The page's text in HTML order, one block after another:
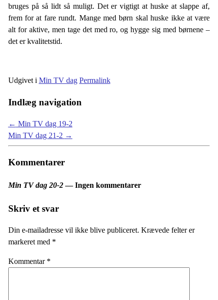
bruges på så lidt så muligt. Det er vigtigt at huske at slappe af,
frem for at fare rundt. Mange med børn skal huske ikke at være
alt for aktive, men tage det med ro, og hygge sig med børnene –
det er kvalitetstid.
Udgivet i Min TV dag Permalink
Indlæg navigation
← Min TV dag 19-2
Min TV dag 21-2 →
Kommentarer
Min TV dag 20-2— Ingen kommentarer
Skriv et svar
Din e-mailadresse vil ikke blive publiceret. Krævede felter er
markeret med *
Kommentar *